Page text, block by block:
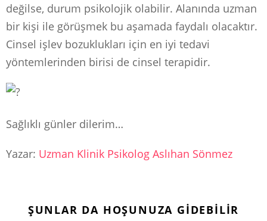
değilse, durum psikolojik olabilir. Alanında uzman
bir kişi ile görüşmek bu aşamada faydalı olacaktır.
Cinsel işlev bozuklukları için en iyi tedavi
yöntemlerinden birisi de cinsel terapidir.
Sağlıklı günler dilerim…
Yazar: Uzman Klinik Psikolog Aslıhan Sönmez
ŞUNLAR DA HOŞUNUZA GIDEBILIR